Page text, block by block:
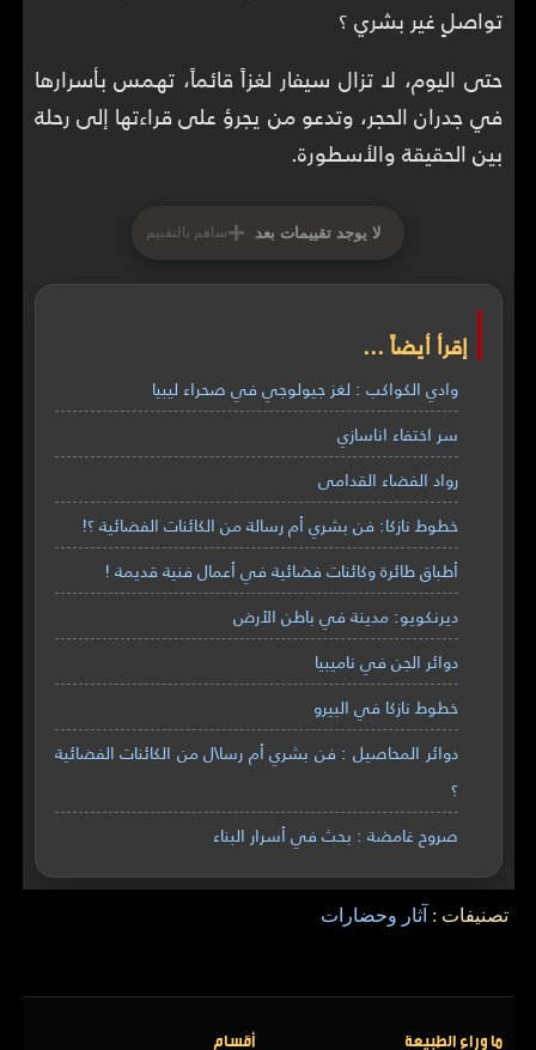
تواصلٍ غير بشري ؟
حتى اليوم، لا تزال سيفار لغزاً قائماً، تهمس بأسرارها
في جدران الحجر، وتدعو من يجرؤ على قراءتها إلى رحلة
بين الحقيقة والأسطورة.
لا يوجد تقييمات بعد +ساهم بالتقييم
إقرأ أيضاً ...
وادي الكواكب : لغز جيولوجي في صحراء ليبيا
سر اختفاء اناسازي
رواد الفضاء القدامى
خطوط نازكا: فن بشري أم رسالة من الكائنات الفضائية ؟!
أطباق طائرة وكائنات فضائية في أعمال فنية قديمة !
ديرنكويو: مدينة في باطن الأرض
دوائر الجن في ناميبيا
خطوط نازكا في البيرو
دوائر المحاصيل : فن بشري أم رسا\ل من الكائنات الفضائية
؟
صروح غامضة : بحث في أسرار البناء
تصنيفات : آثار وحضارات
ما وراء الطبيعة أقسام